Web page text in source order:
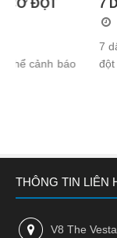
7 DẤU HIỆU
7 dấu hiệu nhận
đột quỵ hiệu quả
THÔNG TIN LIÊN
V8 The